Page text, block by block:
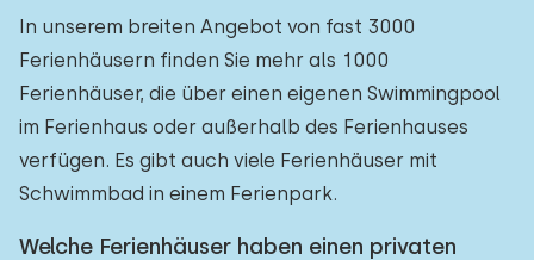
In unserem breiten Angebot von fast 3000
Ferienhäusern finden Sie mehr als 1000
Ferienhäuser, die über einen eigenen Swimmingpool
im Ferienhaus oder außerhalb des Ferienhauses
verfügen. Es gibt auch viele Ferienhäuser mit
Schwimmbad in einem Ferienpark.
Welche Ferienhäuser haben einen privaten